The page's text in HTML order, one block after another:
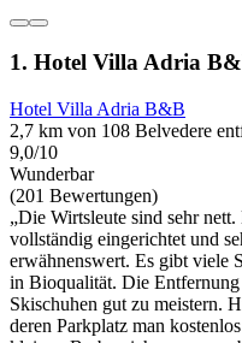
1. Hotel Villa Adria
Hotel Villa Adria B&B
2,7 km von 108 Belvedere
9,0/10
Wunderbar
(201 Bewertungen)
„Die Wirtsleute sind sehr
vollständig eingerichtet und
erwähnenswert. Es gibt viele
in Bioqualität. Die
Skischuhen gut zu meistern.
deren Parkplatz man